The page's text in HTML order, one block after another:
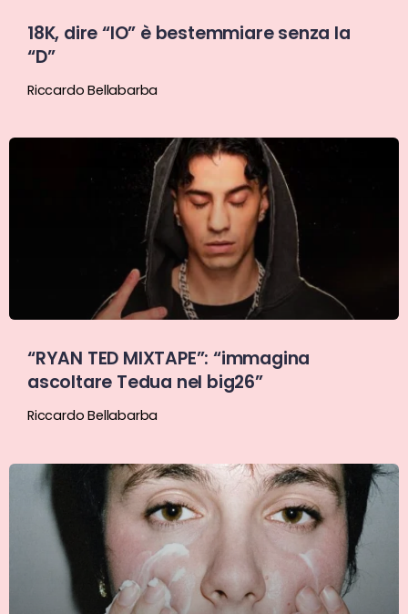
18K, dire “IO” è bestemmiare senza la
“D”
Riccardo Bellabarba
“RYAN TED MIXTAPE”: “immagina
ascoltare Tedua nel big26”
Riccardo Bellabarba